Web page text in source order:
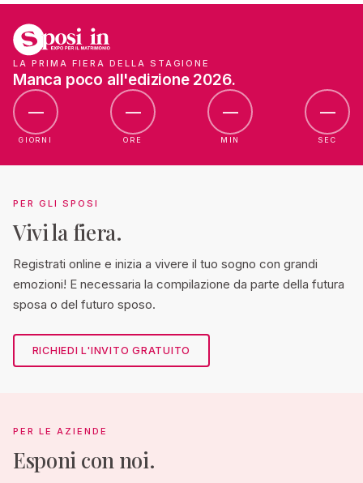
LA PRIMA FIERA DELLA STAGIONE
Manca poco all'edizione 2026.
—
GIORNI
—
ORE
—
MIN
—
SEC
PER GLI SPOSI
Vivi la fiera.
Registrati online e inizia a vivere il tuo sogno con grandi
emozioni! E necessaria la compilazione da parte della futura
sposa o del futuro sposo.
RICHIEDI L'INVITO GRATUITO
PER LE AZIENDE
Esponi con noi.